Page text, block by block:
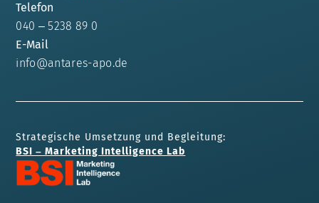
Telefon
040 – 5238 89 0
E-Mail
info@antares-apo.de
Strategische Umsetzung und Begleitung:
BSI – Marketing Intelligence Lab